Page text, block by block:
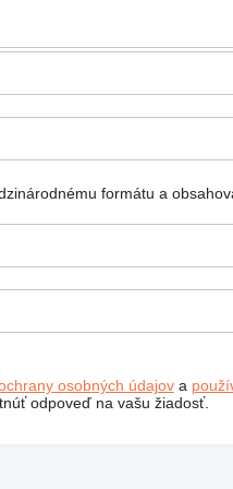
formátu a
osobných údajova
odpoveď na vašu žiadosť.